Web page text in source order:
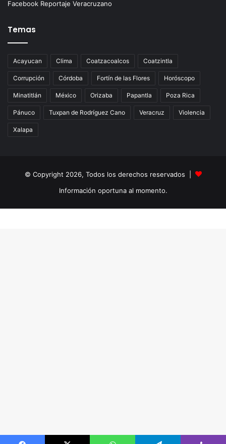
Facebook Reportaje Veracruzano
Temas
Acayucan Clima Coatzacoalcos Coatzintla
Corrupción Córdoba Fortín de las Flores Horóscopo
Minatitlán México Orizaba Papantla Poza Rica
Pánuco Tuxpan de Rodríguez Cano Veracruz Violencia
Xalapa
© Copyright 2026, Todos los derechos reservados |
Información oportuna al momento.